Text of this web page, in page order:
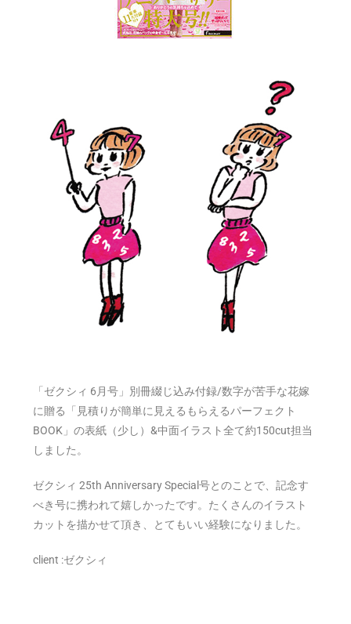
「ゼクシィ 6月号」別冊綴じ込み付録/数字が苦手な花嫁
に贈る「見積りが簡単に見えるもらえるパーフェクト
BOOK」の表紙（少し）&中面イラスト全て約150cut担当
しました。
ゼクシィ 25th Anniversary Special号とのことで、記念す
べき号に携われて嬉しかったです。たくさんのイラスト
カットを描かせて頂き、とてもいい経験になりました。
client :ゼクシィ